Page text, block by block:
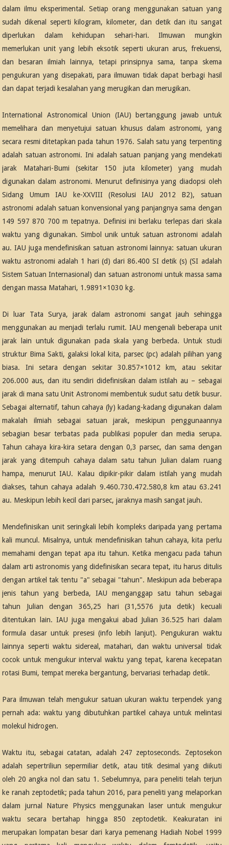
dalam ilmu eksperimental. Setiap orang menggunakan satuan yang
sudah dikenal seperti kilogram, kilometer, dan detik dan itu sangat
diperlukan dalam kehidupan sehari-hari. Ilmuwan mungkin
memerlukan unit yang lebih eksotik seperti ukuran arus, frekuensi,
dan besaran ilmiah lainnya, tetapi prinsipnya sama, tanpa skema
pengukuran yang disepakati, para ilmuwan tidak dapat berbagi hasil
dan dapat terjadi kesalahan yang merugikan dan merugikan.
International Astronomical Union (IAU) bertanggung jawab untuk
memelihara dan menyetujui satuan khusus dalam astronomi, yang
secara resmi ditetapkan pada tahun 1976. Salah satu yang terpenting
adalah satuan astronomi. Ini adalah satuan panjang yang mendekati
jarak Matahari-Bumi (sekitar 150 juta kilometer) yang mudah
digunakan dalam astronomi. Menurut definisinya yang diadopsi oleh
Sidang Umum IAU ke-XXVIII (Resolusi IAU 2012 B2), satuan
astronomi adalah satuan konvensional yang panjangnya sama dengan
149 597 870 700 m tepatnya. Definisi ini berlaku terlepas dari skala
waktu yang digunakan. Simbol unik untuk satuan astronomi adalah
au. IAU juga mendefinisikan satuan astronomi lainnya: satuan ukuran
waktu astronomi adalah 1 hari (d) dari 86.400 SI detik (s) (SI adalah
Sistem Satuan Internasional) dan satuan astronomi untuk massa sama
dengan massa Matahari, 1.9891×1030 kg.
Di luar Tata Surya, jarak dalam astronomi sangat jauh sehingga
menggunakan au menjadi terlalu rumit. IAU mengenali beberapa unit
jarak lain untuk digunakan pada skala yang berbeda. Untuk studi
struktur Bima Sakti, galaksi lokal kita, parsec (pc) adalah pilihan yang
biasa. Ini setara dengan sekitar 30.857×1012 km, atau sekitar
206.000 aus, dan itu sendiri didefinisikan dalam istilah au – sebagai
jarak di mana satu Unit Astronomi membentuk sudut satu detik busur.
Sebagai alternatif, tahun cahaya (ly) kadang-kadang digunakan dalam
makalah ilmiah sebagai satuan jarak, meskipun penggunaannya
sebagian besar terbatas pada publikasi populer dan media serupa.
Tahun cahaya kira-kira setara dengan 0,3 parsec, dan sama dengan
jarak yang ditempuh cahaya dalam satu tahun Julian dalam ruang
hampa, menurut IAU. Kalau dipikir-pikir dalam istilah yang mudah
diakses, tahun cahaya adalah 9.460.730.472.580,8 km atau 63.241
au. Meskipun lebih kecil dari parsec, jaraknya masih sangat jauh.
Mendefinisikan unit seringkali lebih kompleks daripada yang pertama
kali muncul. Misalnya, untuk mendefinisikan tahun cahaya, kita perlu
memahami dengan tepat apa itu tahun. Ketika mengacu pada tahun
dalam arti astronomis yang didefinisikan secara tepat, itu harus ditulis
dengan artikel tak tentu "a" sebagai "tahun". Meskipun ada beberapa
jenis tahun yang berbeda, IAU menganggap satu tahun sebagai
tahun Julian dengan 365,25 hari (31,5576 juta detik) kecuali
ditentukan lain. IAU juga mengakui abad Julian 36.525 hari dalam
formula dasar untuk presesi (info lebih lanjut). Pengukuran waktu
lainnya seperti waktu sidereal, matahari, dan waktu universal tidak
cocok untuk mengukur interval waktu yang tepat, karena kecepatan
rotasi Bumi, tempat mereka bergantung, bervariasi terhadap detik.
Para ilmuwan telah mengukur satuan ukuran waktu terpendek yang
pernah ada: waktu yang dibutuhkan partikel cahaya untuk melintasi
molekul hidrogen.
Waktu itu, sebagai catatan, adalah 247 zeptoseconds. Zeptosekon
adalah sepertriliun sepermiliar detik, atau titik desimal yang diikuti
oleh 20 angka nol dan satu 1. Sebelumnya, para peneliti telah terjun
ke ranah zeptodetik; pada tahun 2016, para peneliti yang melaporkan
dalam jurnal Nature Physics menggunakan laser untuk mengukur
waktu secara bertahap hingga 850 zeptodetik. Keakuratan ini
merupakan lompatan besar dari karya pemenang Hadiah Nobel 1999